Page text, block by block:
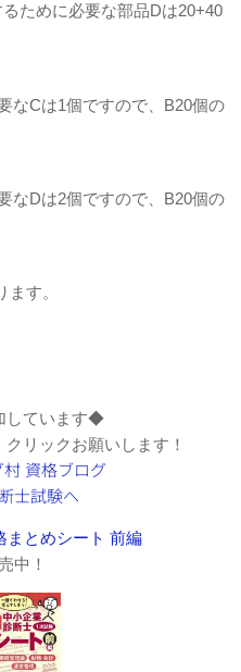
ために必要な部品Dは20+40
なCは1個ですので、B20個の
なDは2個ですので、B20個の
ます。
しています◆
リックお願いします！
まとめシート 前編
中！